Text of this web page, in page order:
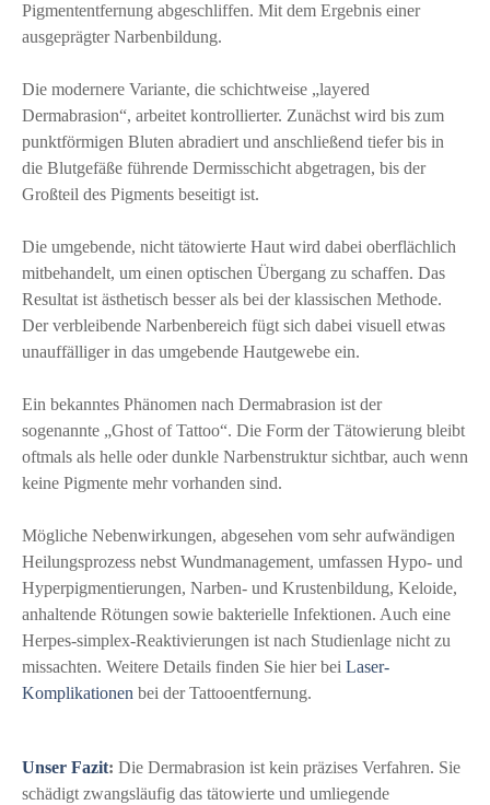
Pigmententfernung abgeschliffen. Mit dem Ergebnis einer
ausgeprägter Narbenbildung.
Die modernere Variante, die schichtweise „layered
Dermabrasion“, arbeitet kontrollierter. Zunächst wird bis zum
punktförmigen Bluten abradiert und anschließend tiefer bis in
die Blutgefäße führende Dermisschicht abgetragen, bis der
Großteil des Pigments beseitigt ist.
Die umgebende, nicht tätowierte Haut wird dabei oberflächlich
mitbehandelt, um einen optischen Übergang zu schaffen. Das
Resultat ist ästhetisch besser als bei der klassischen Methode.
Der verbleibende Narbenbereich fügt sich dabei visuell etwas
unauffälliger in das umgebende Hautgewebe ein.
Ein bekanntes Phänomen nach Dermabrasion ist der
sogenannte „Ghost of Tattoo“. Die Form der Tätowierung bleibt
oftmals als helle oder dunkle Narbenstruktur sichtbar, auch wenn
keine Pigmente mehr vorhanden sind.
Mögliche Nebenwirkungen, abgesehen vom sehr aufwändigen
Heilungsprozess nebst Wundmanagement, umfassen Hypo- und
Hyperpigmentierungen, Narben- und Krustenbildung, Keloide,
anhaltende Rötungen sowie bakterielle Infektionen. Auch eine
Herpes-simplex-Reaktivierungen ist nach Studienlage nicht zu
missachten. Weitere Details finden Sie hier bei Laser-
Komplikationen bei der Tattooentfernung.
Unser Fazit: Die Dermabrasion ist kein präzises Verfahren. Sie
schädigt zwangsläufig das tätowierte und umliegende